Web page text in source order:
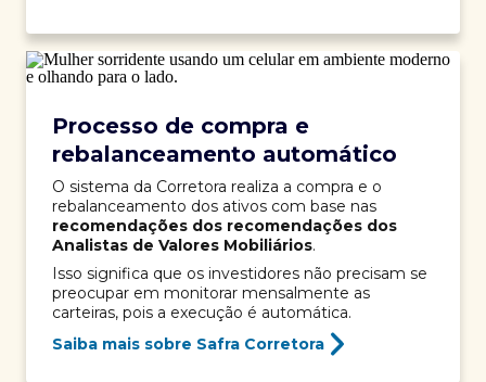
Processo de compra e
rebalanceamento automático
O sistema da Corretora realiza a compra e o
rebalanceamento dos ativos com base nas
recomendações dos recomendações dos
Analistas de Valores Mobiliários.
Isso significa que os investidores não precisam se
preocupar em monitorar mensalmente as
carteiras, pois a execução é automática.
Saiba mais sobre Safra Corretora